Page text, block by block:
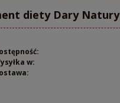
diety Dary Natury
w: